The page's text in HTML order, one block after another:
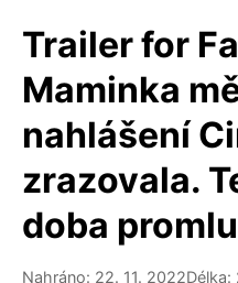
Trailer for
Maminka
nahlášení
zrazovala.
doba
Nahráno: 22. 11. 2022Délka: